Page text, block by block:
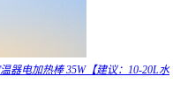
器电加热棒 35W【建议：10-20L水